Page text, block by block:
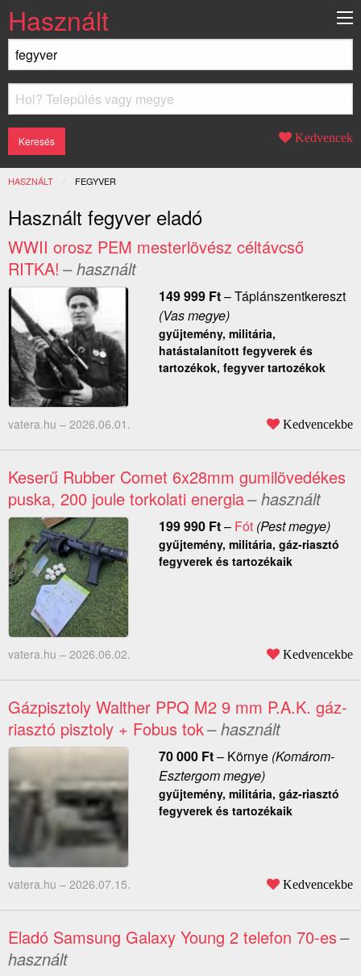
Használt
Kedvencek
HASZNÁLT JELENLEGI:
FEGYVER
Használt fegyver eladó
WWII orosz PEM mesterlövész céltávcső
RITKA! – használt
149 999 Ft–Táplánszentkereszt
(Vas megye)
gyűjtemény, militária,
hatástalanított fegyverek és
tartozékok, fegyver tartozékok
vatera.hu – 2026.06.01. Kedvencekbe
Keserű Rubber Comet 6x28mm gumilövedékes
puska, 200 joule torkolati energia– használt
199 990 Ft– Fót(Pest megye)
gyűjtemény, militária, gáz-riasztó
fegyverek és tartozékaik
vatera.hu – 2026.06.02. Kedvencekbe
Gázpisztoly Walther PPQ M2 9 mm P.A.K. gáz-
riasztó pisztoly + Fobus tok– használt
70 000 Ft– Környe(Komárom-
Esztergom megye)
gyűjtemény, militária, gáz-riasztó
fegyverek és tartozékaik
vatera.hu – 2026.07.15. Kedvencekbe
Eladó Samsung Galaxy Young 2 telefon 70-es–
használt